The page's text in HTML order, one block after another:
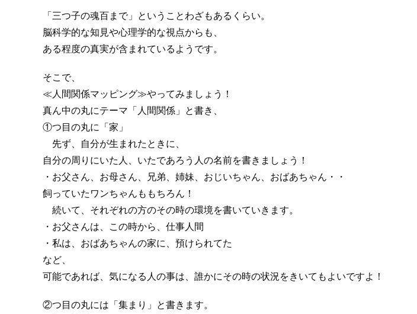
「三つ子の魂百まで」ということわざもあるくらい。
脳科学的な知見や心理学的な視点からも、
ある程度の真実が含まれているようです。
そこで、
≪人間関係マッピング≫やってみましょう！
真ん中の丸にテーマ「人間関係」と書き、
①つ目の丸に「家」
先ず、自分が生まれたときに、
自分の周りにいた人、いたであろう人の名前を書きましょう！
・お父さん、お母さん、兄弟、姉妹、おじいちゃん、おばあちゃん・・
飼っていたワンちゃんももちろん！
続いて、それぞれの方のその時の環境を書いていきます。
・お父さんは、この時から、仕事人間
・私は、おばあちゃんの家に、預けられてた
など、
可能であれば、気になる人の事は、誰かにその時の状況をきいてもよいですよ！
②つ目の丸には「集まり」と書きます。